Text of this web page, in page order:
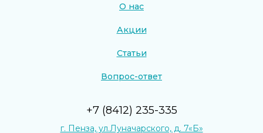
+7 (8412) 235-335
г. Пенза, ул.Луначарского, д. 7«Б»
О нас
Акции
Статьи
Вопрос-ответ